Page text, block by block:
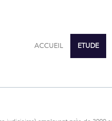
ACCUEIL ETUDE